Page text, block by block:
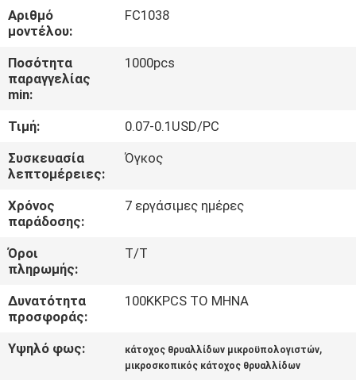
ΠΟΙΟΤΙΚΌΣ
ΈΛΕΓΧΟΣ
ΜΑΣ
ΕΛΆΤΕ
ΣΕ
ΕΠΑΦΉ
ΜΕ
ΕΙΔΉΣΕΙΣ
ΖΗΤΉΣΤΕ
Αριθμό
μοντέλου:
FC1038
Ποσότητα
παραγγελίας
min:
1000pcs
Τιμή:
0.07-0.1USD/PC
Συσκευασία
λεπτομέρειες:
Όγκος
Χρόνος
παράδοσης:
7 εργάσιμες ημέρες
Όροι
πληρωμής:
T/T
Δυνατότητα
προσφοράς:
100KKPCS ΤΟ ΜΗΝΑ
Υψηλό φως: κάτοχος θρυαλλίδων μικροϋπολογιστών,
μικροσκοπικός κάτοχος θρυαλλίδων